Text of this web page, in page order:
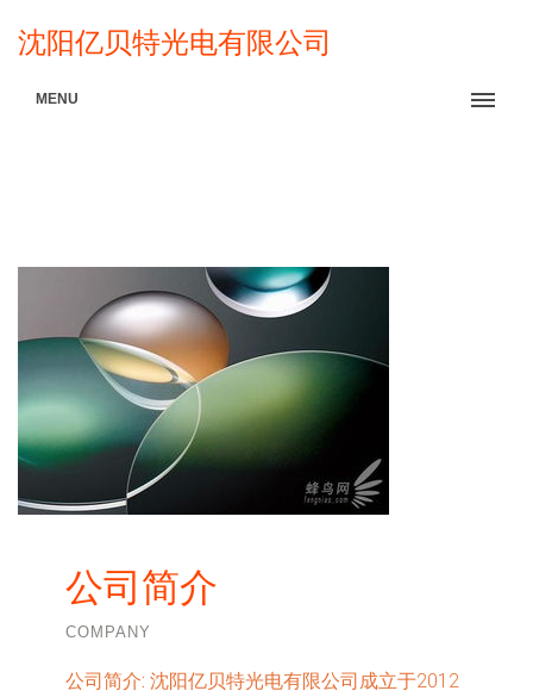
沈阳亿贝特光电有限公司
MENU
公司简介
COMPANY
公司简介: 沈阳亿贝特光电有限公司成立于2012